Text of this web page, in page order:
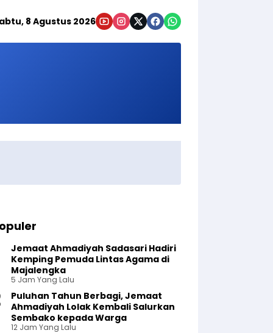
8 Agustus 2026
Jemaat Ahmadiyah Sadasari Hadiri
Kemping Pemuda Lintas Agama di
Majalengka
5 Jam Yang Lalu
Puluhan Tahun Berbagi, Jemaat
Ahmadiyah Lolak Kembali Salurkan
Sembako kepada Warga
12 Jam Yang Lalu